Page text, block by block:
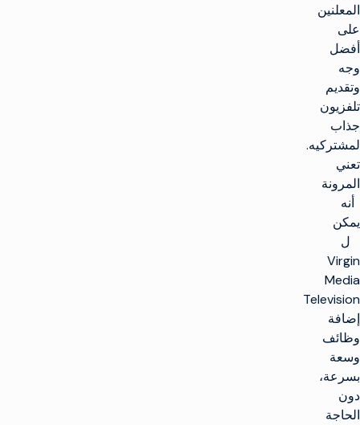
المعلنين
على
أفضل
وجه
وتقديم
تلفزيون
جذاب
لمشتركيه.
تعني
المرونة
أنه
يمكن
ل
Virgin
Media
Television
إضافة
وظائف
وسعة
بسرعة،
دون
الحاجة